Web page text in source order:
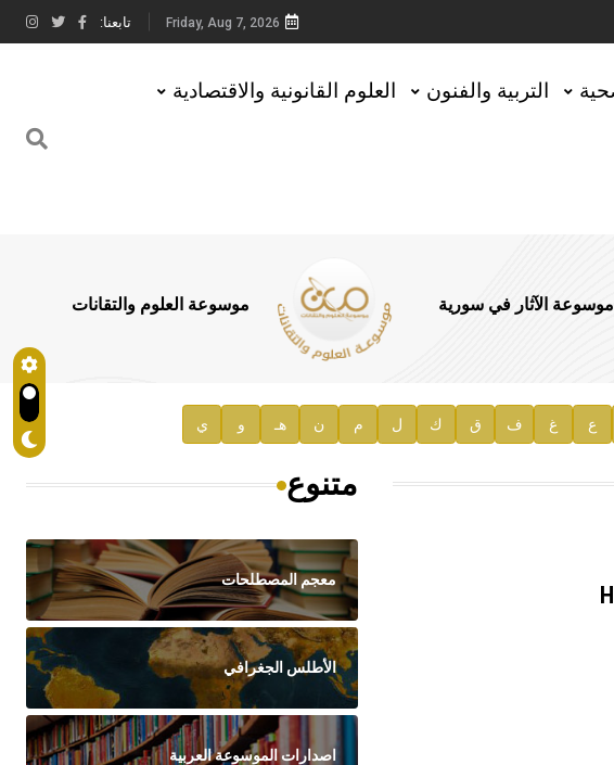
Friday, Aug 7, 2026 تابعنا:
التربية والفنون العلوم القانونية والاقتصادية
موسوعة الآثار في سورية موسوعة العلوم والتقانات
ع غ ف ق ك ل م ن هـ و ي
متنوع
معجم المصطلحات
الأطلس الجغرافي
اصدارات الموسوعة العربية